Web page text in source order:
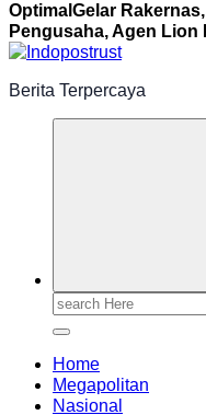
Optimal Gelar
Pengusaha, Agen
Berita Terpercaya
Search
Home
Megapolitan
Nasional